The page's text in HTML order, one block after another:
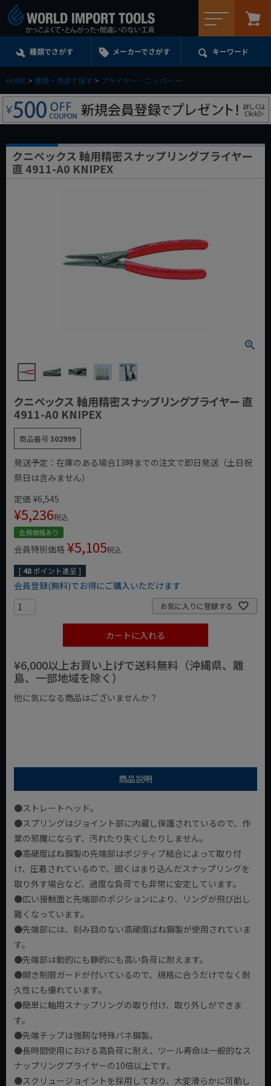
種類でさがす メーカーでさがす キーワード
HOME 種類・用途で探す プライヤー・ニッパー
クニペックス 軸用精密スナップリングプライヤー
直 4911-A0 KNIPEX
クニペックス 軸用精密スナップリングプライヤー 直
4911-A0 KNIPEX
商品番号302999
発送予定：在庫のある場合13時までの注文で即日発送（土日祝
祭日は含みません）
定価 ¥6,545
¥5,236税込
会員価格あり
会員特別価格 ¥5,105税込
[ 48ポイント進呈 ]
会員登録(無料)でお得にご購入いただけます
お気に入りに登録する
カートに入れる
¥6,000以上お買い上げで送料無料（沖縄県、離
島、一部地域を除く）
他に気になる商品はございませんか？
商品説明
●ストレートヘッド。
●スプリングはジョイント部に内蔵し保護されているので、作
業の邪魔にならず、汚れたり失くしたりしません。
●高硬度ばね鋼製の先端部はポジティブ結合によって取り付
け、圧着されているので、固くはまり込んだスナップリングを
取り外す場合など、過度な負荷でも非常に安定しています。
●広い接触面と先端部のポジションにより、リングが飛び出し
難くなっています。
●先端部には、刻み目のない高硬度ばね鋼製が使用されていま
す。
●先端部は動的にも静的にも高い負荷に耐えます。
●開き制限ガードが付いているので、規格に合うだけでなく耐
久性にも優れています。
●簡単に軸用スナップリングの取り付け、取り外しができま
す。
●先端チップは強靭な特殊バネ鋼製。
●長時間使用における高負荷に耐え、ツール寿命は一般的なス
ナップリングプライヤーの10倍以上です。
●スクリュージョイントを採用しており、大変滑らかに可動し